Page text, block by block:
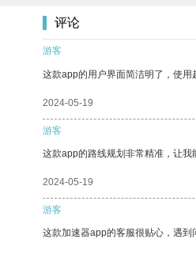
评论
游客
这款app的用户界面简洁明了，使用
2024-05-19
游客
这款app的路线规划非常精准，让我
2024-05-19
游客
这款加速器app的客服很贴心，遇到